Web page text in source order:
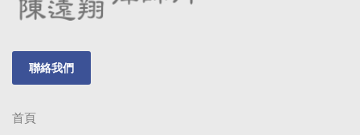
聯絡我們
首頁